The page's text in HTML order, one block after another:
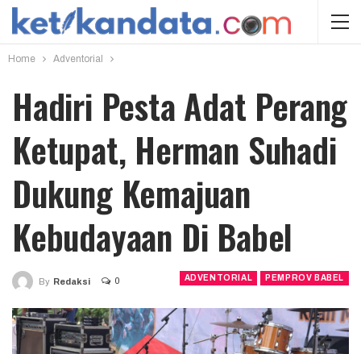
Home Adventorial
Hadiri Pesta Adat Perang
Ketupat, Herman Suhadi
Dukung Kemajuan
Kebudayaan Di Babel
ADVENTORIAL PEMPROV BABEL
By Redaksi 0